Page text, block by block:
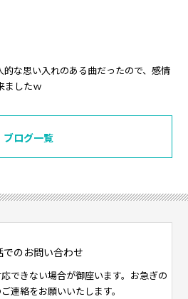
な思い入れのある曲だったので、感情
ましたｗ
ブログ一覧
でのお問い合わせ
できない場合が御座います。お急ぎの
連絡をお願いいたします。